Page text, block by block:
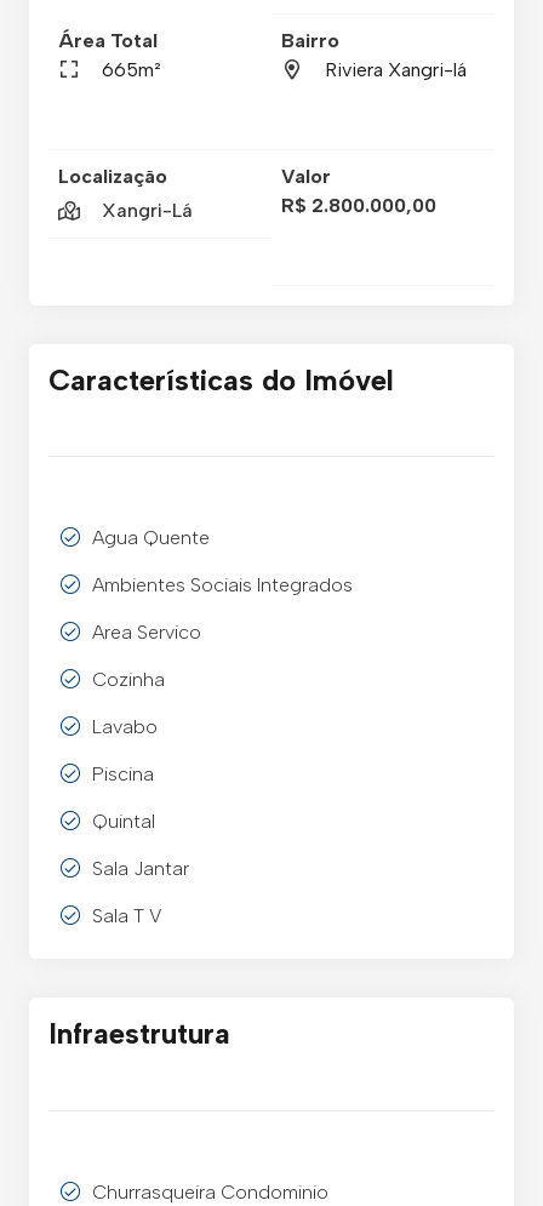
Área Total
665m²
Bairro
Riviera Xangri-lá
Localização
Xangri-Lá
Valor
R$ 2.800.000,00
Características do Imóvel
Agua Quente
Ambientes Sociais Integrados
Area Servico
Cozinha
Lavabo
Piscina
Quintal
Sala Jantar
Sala T V
Infraestrutura
Churrasqueira Condominio